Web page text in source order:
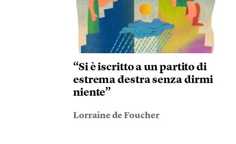
“Si è iscritto a un partito di
estrema destra senza dirmi
niente”
Lorraine de Foucher